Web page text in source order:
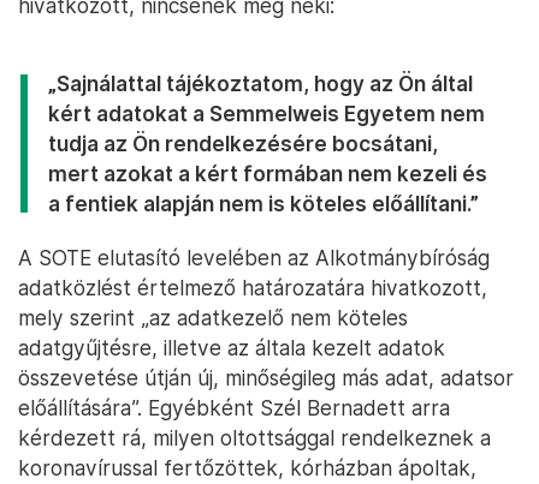
hivatkozott, nincsenek meg neki:
„Sajnálattal tájékoztatom, hogy az Ön által
kért adatokat a Semmelweis Egyetem nem
tudja az Ön rendelkezésére bocsátani,
mert azokat a kért formában nem kezeli és
a fentiek alapján nem is köteles előállítani.”
A SOTE elutasító levelében az Alkotmánybíróság
adatközlést értelmező határozatára hivatkozott,
mely szerint „az adatkezelő nem köteles
adatgyűjtésre, illetve az általa kezelt adatok
összevetése útján új, minőségileg más adat, adatsor
előállítására”. Egyébként Szél Bernadett arra
kérdezett rá, milyen oltottsággal rendelkeznek a
koronavírussal fertőzöttek, kórházban ápoltak,